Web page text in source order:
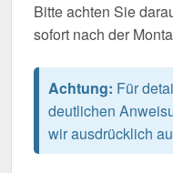
Bitte achten Sie
sofort nach der
Achtung: Für
deutlichen
wir ausdrücklich